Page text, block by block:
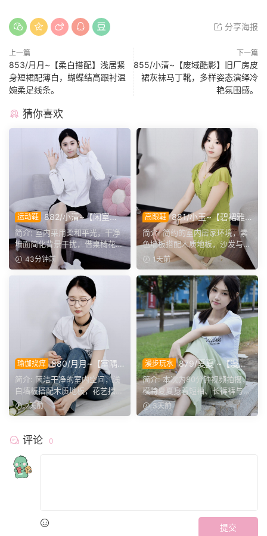
分享海报
上一篇
853/月月~【柔白搭配】浅居紧
身短裙配薄白，蝴蝶结高跟衬温
婉柔足线条。
下一篇
855/小清~【废域酷影】旧厂房皮
裙灰袜马丁靴，多样姿态演绎冷
艳氛围感。
猜你喜欢
运动鞋
882/小清~【闲室倩
影】素室柔光映穿搭，多样姿
态演绎清爽休闲格调。
简介: 室内采用柔和平光，干净
墙面简化背景干扰，借桌椅花艺
丰富画面层次。兼顾全...
43分钟前
高跟鞋 881/小玉~【碧裙雅
姿】一室柔光衬绿裙，错落姿
态尽显温婉格调。
简介: 简约的室内居家环境，素
色墙板搭配木质地板，沙发与办
公椅丰富场景层次。小...
1天前
瑜伽挠痒 880/月月~【室隅
姿影】雅室定格多样姿态，记
录鞋袜与肢体的百态呈现。
简介: 简洁干净的室内空间，浅
白墙板搭配木质地板，花艺摆件
点缀场景。月月身着白...
2天前
漫步玩水 879/夏夏 ~【漫步
磨袜】80分钟视频拍摄，模
特穿丝质船袜踩水踩泥，对焦
袜子磨损变化镜头。
简介: 本次为80分钟视频拍摄，
模特夏夏身着短袖、长裤裤与丝
质船袜，修整干净脚趾...
3天前
评论 0
提交